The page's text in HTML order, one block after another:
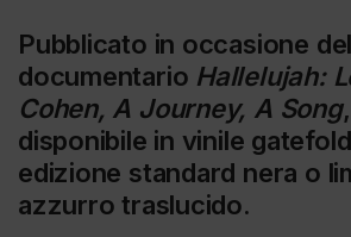
Pubblicato in occasione del
documentario Hallelujah:
Cohen, A Journey, A Song
disponibile in vinile
edizione standard nera o
azzurro traslucido.